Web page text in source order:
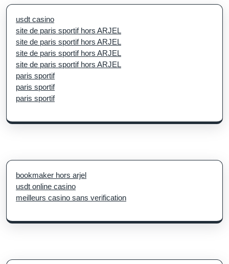
usdt casino
site de paris sportif hors ARJEL
site de paris sportif hors ARJEL
site de paris sportif hors ARJEL
site de paris sportif hors ARJEL
paris sportif
paris sportif
paris sportif
bookmaker hors arjel
usdt online casino
meilleurs casino sans verification